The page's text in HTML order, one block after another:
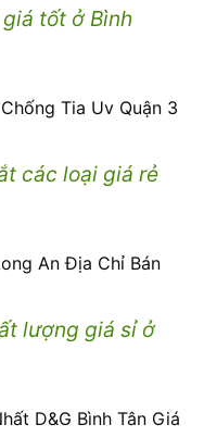
tốt ở Bình
Tia Uv Quận 3
các loại giá rẻ
An Địa Chỉ Bán
lượng giá sỉ ở
D&G Bình Tân Giá